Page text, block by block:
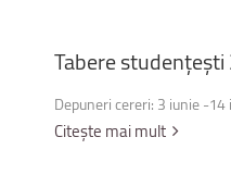
Taberestudențești
Depuneri cereri: 3 iunie -
Citește mai mult